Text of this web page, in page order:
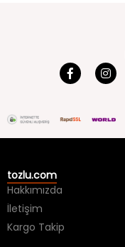
tozlu.com
Hakkımızda
İletişim
Kargo Takip